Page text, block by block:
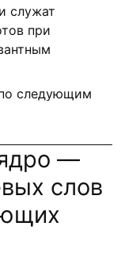
служат
при
следующим
—
слов